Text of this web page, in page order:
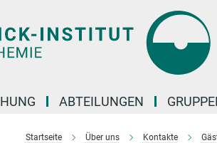
ABTEILUNGEN
Startseite Über uns Kontakte